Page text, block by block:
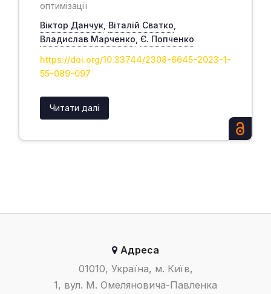
оптимізації
Віктор Данчук Віталій Сватко
Владислав Марченко Є. Попченко
https://doi.org/10.33744/2308-6645-2023-1-
55-089-097
Читати далі
Адреса
01010, Україна, м. Київ,
1, вул. М. Омеляновича-Павленка